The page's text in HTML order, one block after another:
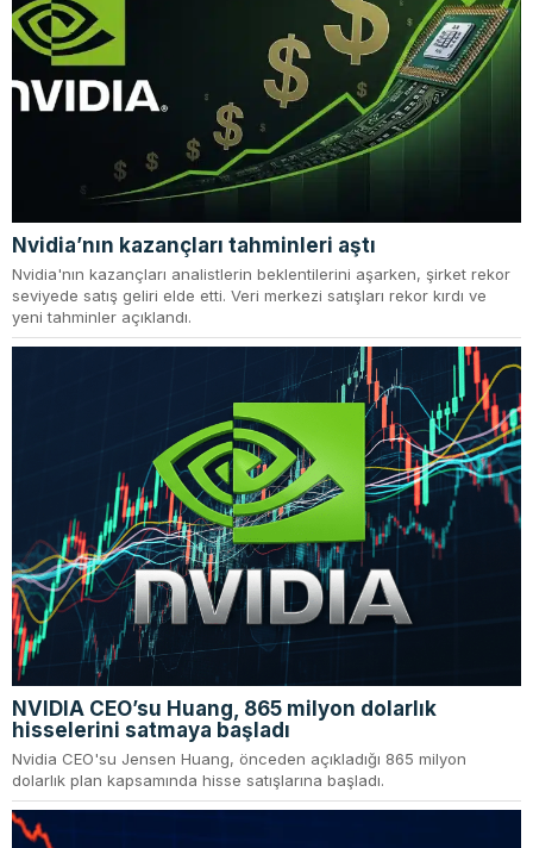
Nvidia’nın kazançları tahminleri aştı
Nvidia'nın kazançları analistlerin beklentilerini aşarken, şirket rekor
seviyede satış geliri elde etti. Veri merkezi satışları rekor kırdı ve
yeni tahminler açıklandı.
NVIDIA CEO’su Huang, 865 milyon dolarlık
hisselerini satmaya başladı
Nvidia CEO'su Jensen Huang, önceden açıkladığı 865 milyon
dolarlık plan kapsamında hisse satışlarına başladı.